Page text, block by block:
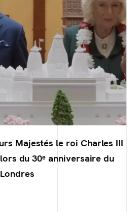
Majestés le roi Charles III
du 30ᵉ anniversaire du